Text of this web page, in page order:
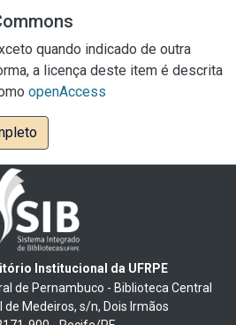
quando indicado de outra
a licença deste item é descrita
openAccess
Institucional da UFRPE
de Pernambuco - Biblioteca Central
de Medeiros, s/n, Dois Irmãos